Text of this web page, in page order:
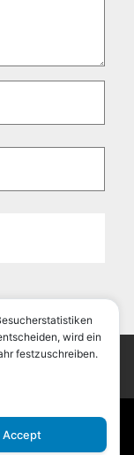
wird ein
festzuschreiben.
Accept